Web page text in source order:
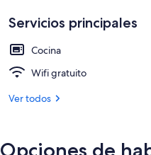
Servicios principales
Cocina
Wifi gratuito
Ver todos
Opciones de